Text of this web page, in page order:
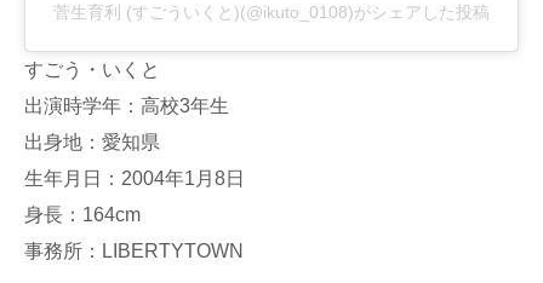
菅生育利 (すごういくと)(@ikuto_0108)がシェアした投稿
すごう・いくと
出演時学年：高校3年生
出身地：愛知県
生年月日：2004年1月8日
身長：164cm
事務所：LIBERTYTOWN